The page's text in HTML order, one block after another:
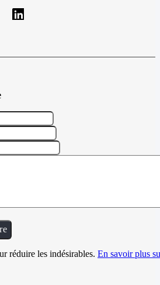
réduire les indésirables. En savoir plus